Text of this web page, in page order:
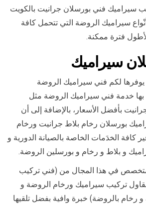
سيراميك فني بورسلان جرانيت بالكويت
سيراميك الروضة التي تتحمل كافة
فترة ممكنة.
سيراميك
لكم فني سيراميك الروضة
خدمة فني سيراميك الروضة مثل
بأفضل الأسعار، بالإضافة إلى أن
بورسلان رخام بلاط جرانيت ورخام
كافة الخدَمات الخاصة بالصيانة الدورية و
و بلاط و رخام و بورسلين الروضة.
في هذا المجال من (فني تركيب
تركيب سيراميك ورخام الروضة و
رخام بالروضة) خبرة وافية بفضل تلقيها